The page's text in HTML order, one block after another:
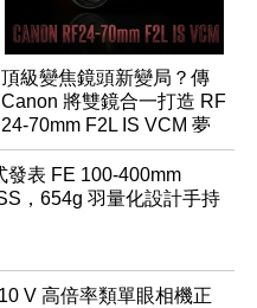
頂級變焦鏡頭新變局？傳
Canon 將雙鏡合一打造 RF
24-70mm F2L IS VCM 夢
幻規格
發表 FE 100-400mm
，654g 羽量化設計手持
V 高倍率類單眼相機正